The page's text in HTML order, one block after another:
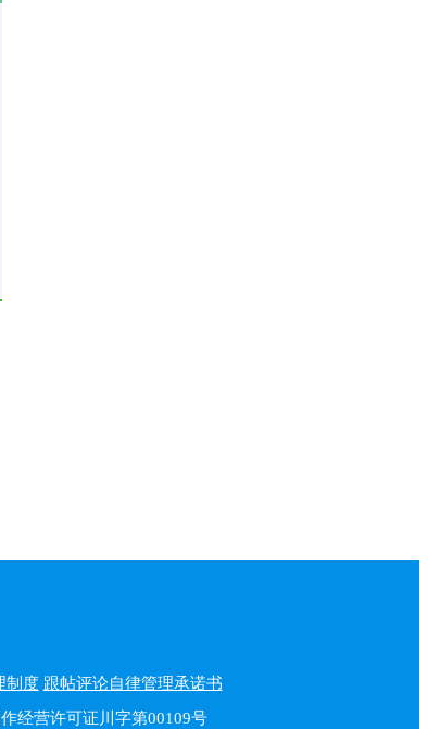
制度 跟帖评论自律管理承诺书
经营许可证川字第00109号